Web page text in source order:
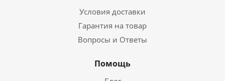
Условия доставки
Гарантия на товар
Вопросы и Ответы
Помощь